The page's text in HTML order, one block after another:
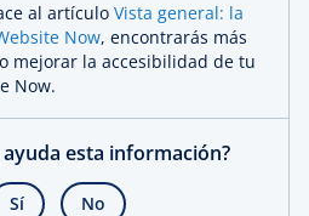
al artículo Vista general: la
Now, encontrarás más
mejorar la accesibilidad de tu
Now.
ayuda esta información?
Sí No